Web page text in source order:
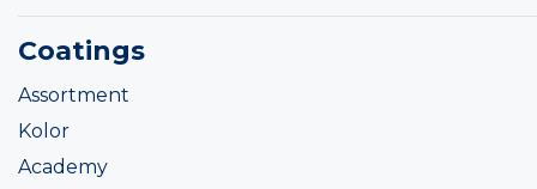
Coatings
Assortment
Kolor
Academy